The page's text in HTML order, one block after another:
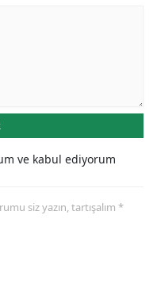
ve kabul ediyorum
siz yazın, tartışalım *